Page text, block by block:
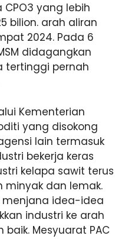
yang lebih
bilion. arah aliran
2024. Pada 6
didagangkan
tertinggi pernah
Kementerian
yang disokong
lain termasuk
bekerja keras
kelapa sawit terus
minyak dan lemak.
menjana idea-idea
industri ke arah
Mesyuarat PAC